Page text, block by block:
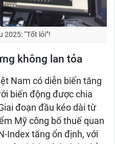
2025: “Tốt lỏi”!
không lan tỏa
Nam có diễn biến tăng
biến động được chia
đoạn đầu kéo dài từ
Mỹ công bố thuế quan
Index tăng ổn định, với